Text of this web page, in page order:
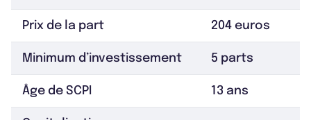
Prix de la part 204 euros
Minimum d’investissement 5 parts
Âge de SCPI 13 ans